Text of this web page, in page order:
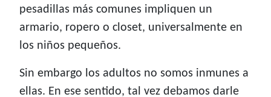
pesadillas más comunes impliquen un
armario, ropero o closet, universalmente en
los niños pequeños.
Sin embargo los adultos no somos inmunes a
ellas. En ese sentido, tal vez debamos darle